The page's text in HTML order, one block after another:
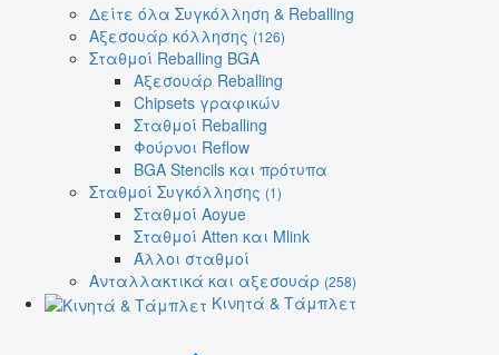
Δείτε όλα Συγκόλληση & Reballing
Αξεσουάρ κόλλησης (126)
Σταθμοί Reballing BGA
Αξεσουάρ Reballing
Chipsets γραφικών
Σταθμοί Reballing
Φούρνοι Reflow
BGA Stencils και πρότυπα
Σταθμοί Συγκόλλησης (1)
Σταθμοί Aoyue
Σταθμοί Atten και Mlink
Άλλοι σταθμοί
Ανταλλακτικά και αξεσουάρ (258)
Κινητά & Τάμπλετ